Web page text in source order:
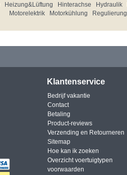
Heizung&Lüftung Hinterachse Hydraulik
Motorelektrik
Motorkühlung Regulierung
Klantenservice
Bedrijf vakantie
Contact
Betaling
Product-reviews
Verzending en Retourneren
Sitemap
Hoe kan ik zoeken
Overzicht voertuigtypen
voorwaarden